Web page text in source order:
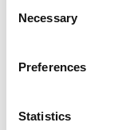
Selection
Necessary
Preferences
Statistics
středních
Venkovní
v otevřeném
řešení pro